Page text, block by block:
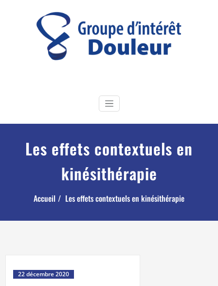
Les effets contextuels en
kinésithérapie
Accueil Les effets contextuels en kinésithérapie
22 décembre 2020